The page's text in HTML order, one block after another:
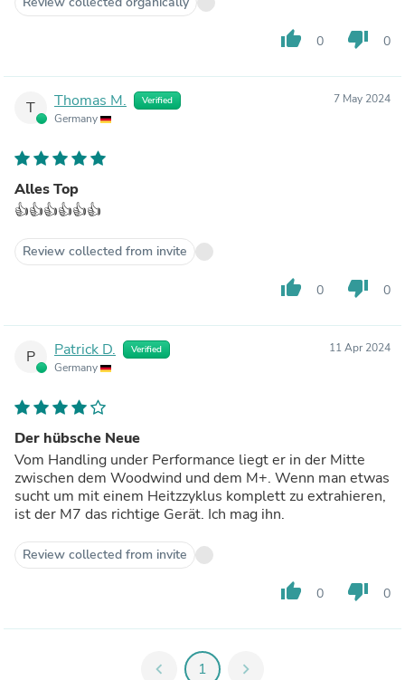
thumb_up 0 thumb_down 0
T Thomas M. Verified
Germany
7 May 2024
Alles Top
👍👍👍👍👍👍
Review collected from invite
thumb_up 0 thumb_down 0
P Patrick D. Verified
Germany
11 Apr 2024
Der hübsche Neue
Vom Handling under Performance liegt er in der Mitte
zwischen dem Woodwind und dem M+. Wenn man etwas
sucht um mit einem Heitzzyklus komplett zu extrahieren,
ist der M7 das richtige Gerät. Ich mag ihn.
Review collected from invite
thumb_up 0 thumb_down 0
chevron_left 1 chevron_right